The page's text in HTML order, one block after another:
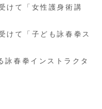
けて「女性護身術講
けて「子ども詠春拳ス
春拳インストラクタ